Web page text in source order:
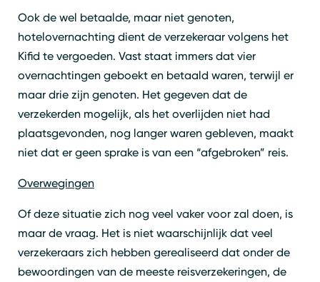
Ook de wel betaalde, maar niet genoten,
hotelovernachting dient de verzekeraar volgens het
Kifid te vergoeden. Vast staat immers dat vier
overnachtingen geboekt en betaald waren, terwijl er
maar drie zijn genoten. Het gegeven dat de
verzekerden mogelijk, als het overlijden niet had
plaatsgevonden, nog langer waren gebleven, maakt
niet dat er geen sprake is van een “afgebroken” reis.
Overwegingen
Of deze situatie zich nog veel vaker voor zal doen, is
maar de vraag. Het is niet waarschijnlijk dat veel
verzekeraars zich hebben gerealiseerd dat onder de
bewoordingen van de meeste reisverzekeringen, de